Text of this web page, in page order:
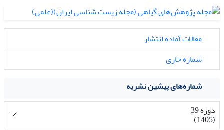
مقالات آماده انتشار
شماره جاری
شماره‌های پیشین نشریه
دوره 39
(1405)